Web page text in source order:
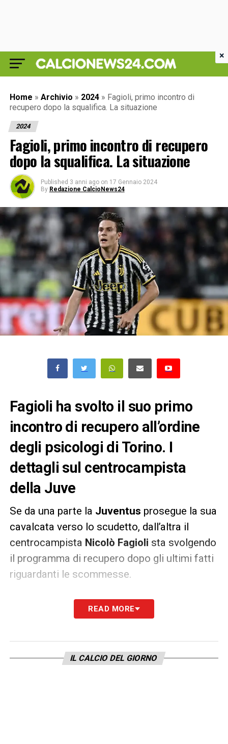
Home » Archivio » 2024 » Fagioli, primo incontro di
recupero dopo la squalifica. La situazione
2024
Fagioli, primo incontro di recupero
dopo la squalifica. La situazione
Published 3 anni ago on 17 Gennaio 2024
By Redazione CalcioNews24
Fagioli ha svolto il suo primo
incontro di recupero all’ordine
degli psicologi di Torino. I
dettagli sul centrocampista
della Juve
Se da una parte la Juventus prosegue la sua
cavalcata verso lo scudetto, dall’altra il
centrocampista Nicolò Fagioli sta svolgendo
il programma di recupero dopo gli ultimi fatti
riguardanti le scommesse.
Oggi il centrocampista dellaJuve
partecipato al suo primo incontro di recupero
disciplinareFIGCdopo la squalifica.
READ MORE
IL CALCIO DEL GIORNO
×